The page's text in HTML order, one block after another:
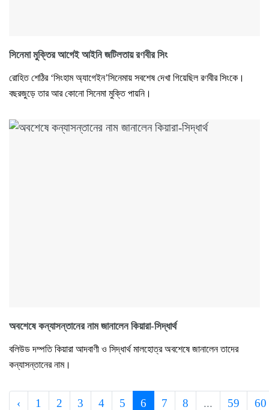
সিনেমা মুক্তির আগেই আইনি জটিলতায় রণবীর সিং
রোহিত শেঠির ‘সিংহাম অ্যাগেইন’সিনেমায় সবশেষ দেখা গিয়েছিল রণবীর সিংকে।
বছরজুড়ে তার আর কোনো সিনেমা মুক্তি পায়নি।
অবশেষে কন্যাসন্তানের নাম জানালেন কিয়ারা-সিদ্ধার্থ
বলিউড দম্পতি কিয়ারা আদবাণী ও সিদ্ধার্থ মালহোত্র অবশেষে জানালেন তাদের
কন্যাসন্তানের নাম।
‹ 1 2 3 4 5 6 7 8 ... 59 60